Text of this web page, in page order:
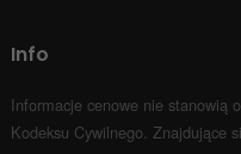
Info
Informacje cenowe nie stanowią
Kodeksu Cywilnego. Znajdujące